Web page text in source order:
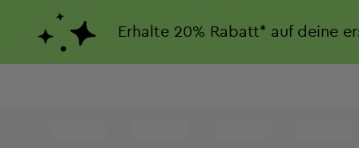
Erhalte 20% Rabatt* auf deine